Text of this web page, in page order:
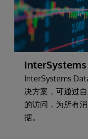
InterSystems
决方案，可通过
的访问，为所有
据。